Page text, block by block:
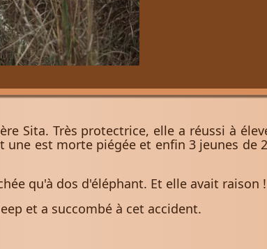
Sita. Très protectrice, elle a réussi à
est morte piégée et enfin 3 jeunes de
qu'à dos d'éléphant. Et elle avait raison !
et a succombé à cet accident.